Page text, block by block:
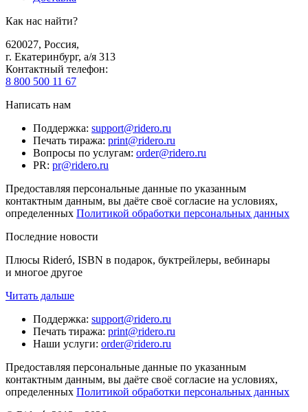
Как нас найти?
620027, Россия,
г. Екатеринбург, а/я 313
Контактный телефон:
8 800 500 11 67
Написать нам
Поддержка: support@ridero.ru
Печать тиража: print@ridero.ru
Вопросы по услугам: order@ridero.ru
PR: pr@ridero.ru
Предоставляя персональные данные по указанным
контактным данным, вы даёте своё согласие на условиях,
определенных Политикой обработки персональных данных
Последние новости
Плюсы Rideró, ISBN в подарок, буктрейлеры, вебинары
и многое другое
Читать дальше
Поддержка: support@ridero.ru
Печать тиража: print@ridero.ru
Наши услуги: order@ridero.ru
Предоставляя персональные данные по указанным
контактным данным, вы даёте своё согласие на условиях,
определенных Политикой обработки персональных данных